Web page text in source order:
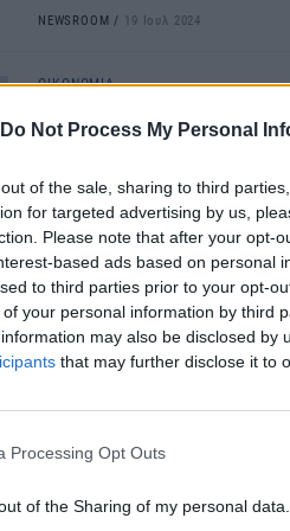
Do Not Process My Personal
of the sale, sharing to third
for targeted advertising by us,
Please note that after your opt-
based ads based on personal
to third parties prior to your opt-
your personal information by third
may also be disclosed by
that may further disclose it to
Processing Opt Outs
of the Sharing of my personal data.
NEWSROOM / 19 Ιουλ 2024
ΟΙΚΟΝΟΜΙΑ
Στη Βουλή η
τον φόρο στα
διυλιστηρίων -Θα
Δεκέμβριο
Κατατέθηκε στη Βουλή
επιβολή Προσωρινής
Αλληλεγγύης, ύψους 33%, στα
κέρδη των εταιρειών διύλισης
ΟΙΚΟΝΟΜΙΑ
Σκέρτσος: Οικονομική